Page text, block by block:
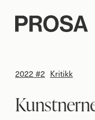
2022 #2 Kritikk